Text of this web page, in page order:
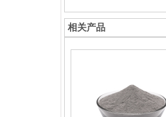
相关产品